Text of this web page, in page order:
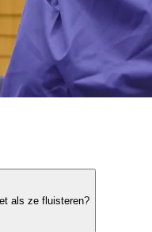
als ze fluisteren?